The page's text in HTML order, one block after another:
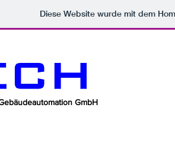
Diese Website wurde mit dem
GmbH